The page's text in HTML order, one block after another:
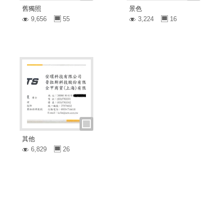
舊獨照
9,656
55
景色
3,224
16
其他
6,829
26